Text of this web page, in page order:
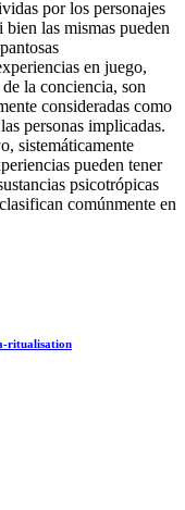
por los personajes
las mismas pueden
en juego,
la conciencia, son
consideradas como
personas implicadas.
sistemáticamente
pueden tener
psicotrópicas
comúnmente en
ritualisation